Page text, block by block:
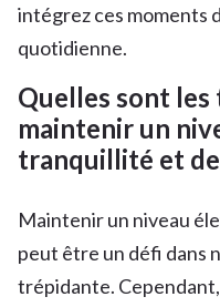
intégrez ces moments
quotidienne.
Quelles sont
maintenir un
tranquillité et de
Maintenir un niveau
peut être un défi dans
trépidante.